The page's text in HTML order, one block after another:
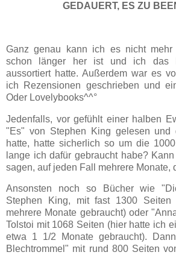
GEDAUERT, ES ZU
Ganz genau kann ich es nicht
schon länger her ist und ich das
aussortiert hatte. Außerdem war es
ich Rezensionen geschrieben und
Oder Lovelybooks^^°
Jedenfalls, vor gefühlt einer halben
"Es" von Stephen King gelesen und
hatte, hatte sicherlich so um die
lange ich dafür gebraucht habe?
sagen, auf jeden Fall mehrere Monate,
Ansonsten noch so Bücher wie
Stephen King, mit fast 1300
mehrere Monate gebraucht) oder
Tolstoi mit 1068 Seiten (hier hatte ich
etwa 1 1/2 Monate gebraucht).
Blechtrommel" mit rund 800 Seiten